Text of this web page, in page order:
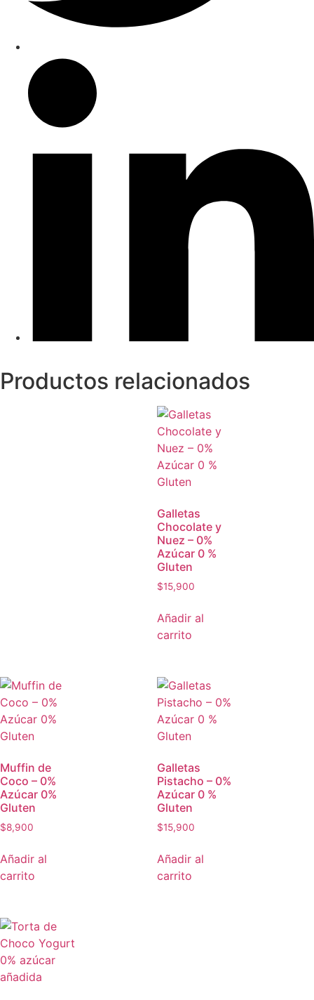
Productos relacionados
Galletas
Chocolate y
Nuez – 0%
Azúcar 0 %
Gluten
$15,900
Añadir al
carrito
Muffin de
Coco – 0%
Azúcar 0%
Gluten
$8,900
Añadir al
carrito
Galletas
Pistacho – 0%
Azúcar 0 %
Gluten
$15,900
Añadir al
carrito